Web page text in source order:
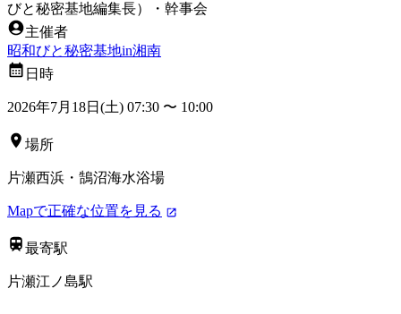
びと秘密基地編集長）・幹事会
主催者
昭和びと秘密基地in湘南
日時
2026年7月18日(土) 07:30 〜 10:00
場所
片瀬西浜・鵠沼海水浴場
Mapで正確な位置を見る
最寄駅
片瀬江ノ島駅